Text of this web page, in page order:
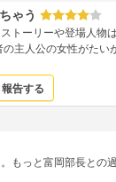
ゃう
トーリーや登場人物
報告する
もっと富岡部長との